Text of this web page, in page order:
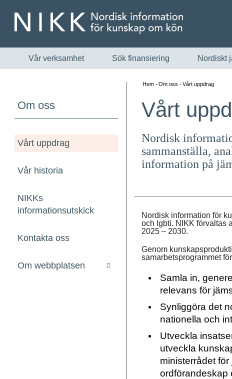
Vår verksamhet Sök finansiering Nordiskt
Om oss
Vårt uppdrag
Vår historia
NIKKs
informationsutskick
Kontakta oss
Om webbplatsen
Hem Om oss Vårt uppdrag
Vårt
Nordisk
sammanställa,
information på
Nordisk information för
och lgbti. NIKK förvaltas
2025 – 2030.
Genom
samarbetsprogrammet
Samla in,
relevans för
Synliggöra det
nationella och
Utveckla
utveckla
ministerrådet
ordförandeskap